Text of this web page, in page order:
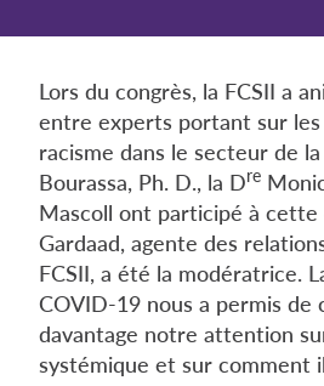
Lors du congrès, la FCSII a
entre experts portant sur
racisme dans le secteur de
Bourassa, Ph. D., la Dre
Mascoll ont participé à cette
Gardaad, agente des
FCSII, a été la modératrice.
COVID-19 nous a permis de
davantage notre attention
systémique et sur comment